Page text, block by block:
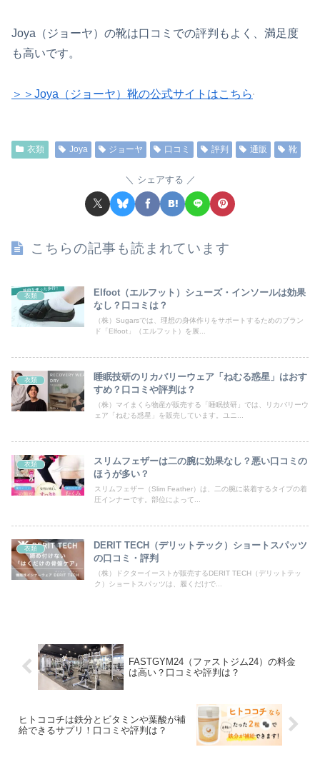
Joya（ジョーヤ）の靴は口コミでの評判もよく、満足度
も高いです。
＞＞Joya（ジョーヤ）靴の公式サイトはこちら
衣類 Joya ジョーヤ 口コミ 評判 通販 靴
シェアする
こちらの記事も読まれています
衣類
Elfoot（エルフット）シューズ・インソールは効果
なし？口コミは？
（株）Sugarsでは、理想の身体作りをサポートするためのブラン
ド「Elfoot」（エルフット）を展...
衣類
睡眠技研のリカバリーウェア「ねむる惑星」はおす
すめ？口コミや評判は？
（株）マイまくら物産が販売する「睡眠技研」では、リカバリーウ
ェア「ねむる惑星」を販売しています。ユニ...
衣類
スリムフェザーは二の腕に効果なし？悪い口コミの
ほうが多い？
スリムフェザー（Slim Feather）は、二の腕に装着するタイプの着
圧インナーです。部位によって...
衣類
DERIT TECH（デリットテック）ショートスパッツ
の口コミ・評判
（株）ドクターイーストが販売するDERIT TECH（デリットテッ
ク）ショートスパッツは、履くだけで...
FASTGYM24（ファストジム24）の料金
は高い？口コミや評判は？
ヒトココチは鉄分とビタミンや葉酸が補
給できるサプリ！口コミや評判は？